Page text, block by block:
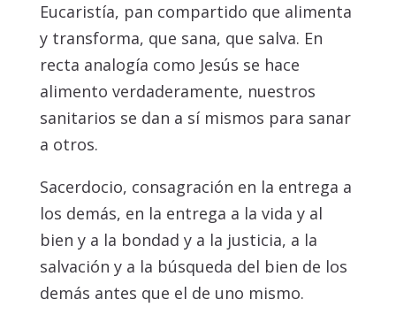
Eucaristía, pan compartido que alimenta
y transforma, que sana, que salva. En
recta analogía como Jesús se hace
alimento verdaderamente, nuestros
sanitarios se dan a sí mismos para sanar
a otros.
Sacerdocio, consagración en la entrega a
los demás, en la entrega a la vida y al
bien y a la bondad y a la justicia, a la
salvación y a la búsqueda del bien de los
demás antes que el de uno mismo.